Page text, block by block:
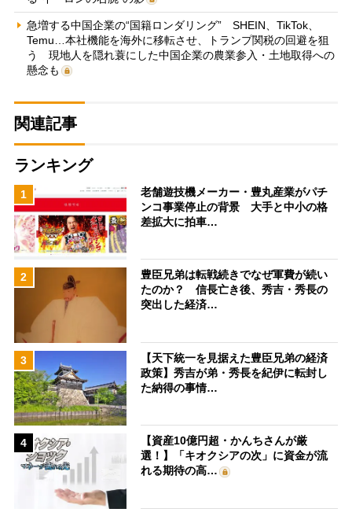
急増する中国企業の“国籍ロンダリング” SHEIN、TikTok、
Temu…本社機能を海外に移転させ、トランプ関税の回避を狙
う 現地人を隠れ蓑にした中国企業の農業参入・土地取得への
懸念も
関連記事
ランキング
1
老舗遊技機メーカー・豊丸産業がパチ
ンコ事業停止の背景 大手と中小の格
差拡大に拍車…
2
豊臣兄弟は転戦続きでなぜ軍費が続い
たのか？ 信長亡き後、秀吉・秀長の
突出した経済…
3
【天下統一を見据えた豊臣兄弟の経済
政策】秀吉が弟・秀長を紀伊に転封し
た納得の事情…
4
【資産10億円超・かんちさんが厳
選！】「キオクシアの次」に資金が流
れる期待の高…